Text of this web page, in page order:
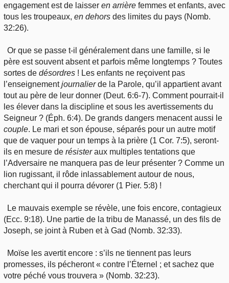
engagement est de laisser en arrière femmes et enfants, avec
tous les troupeaux, en dehors des limites du pays (Nomb.
32:26).
Or que se passe t-il généralement dans une famille, si le
père est souvent absent et parfois même longtemps ? Toutes
sortes de désordres ! Les enfants ne reçoivent pas
l’enseignementjournalierde la Parole, qu’il appartient avant
tout au père de leur donner (Deut. 6:6-7). Comment pourrait-il
les élever dans la discipline et sous les avertissements du
Seigneur ? (Éph. 6:4). De grands dangers menacent aussi le
couple. Le mari et son épouse, séparés pour un autre motif
que de vaquer pour un temps à la prière (1 Cor. 7:5), seront-
ils en mesure de résisteraux multiples tentations que
l’Adversaire ne manquera pas de leur présenter ? Comme un
lion rugissant, il rôde inlassablement autour de nous,
cherchant qui il pourra dévorer (1 Pier. 5:8) !
Le mauvais exemple se révèle, une fois encore, contagieux
(Ecc. 9:18). Une partie de la tribu de Manassé, un des fils de
Joseph, se joint à Ruben et à Gad (Nomb. 32:33).
Moïse les avertit encore : s’ils ne tiennent pas leurs
promesses, ils pécheront « contre l’Éternel ; et sachez que
votre péché vous trouvera » (Nomb. 32:23).